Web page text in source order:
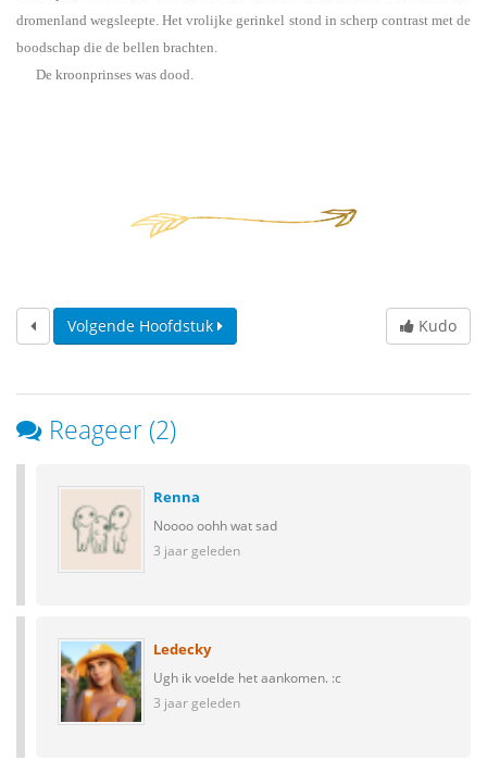
dromenland wegsleepte. Het vrolijke gerinkel stond in scherp contrast met de
boodschap die de bellen brachten.
De kroonprinses was dood.
Kudo
Volgende Hoofdstuk
Reageer (2)
Renna
Noooo oohh wat sad
3 jaar geleden
Ledecky
Ugh ik voelde het aankomen. :c
3 jaar geleden